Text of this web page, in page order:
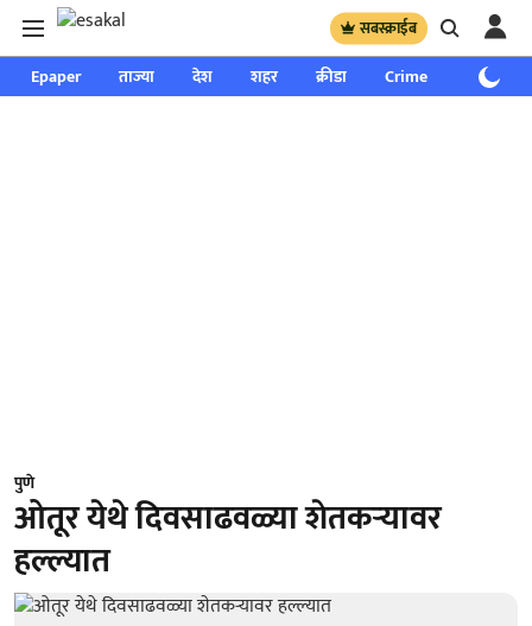
सबस्क्राईब
Epaper ताज्या देश शहर क्रीडा Crime साप्ताहिक
पुणे
ओतूर येथे दिवसाढवळ्या शेतकऱ्यावर
हल्ल्यात